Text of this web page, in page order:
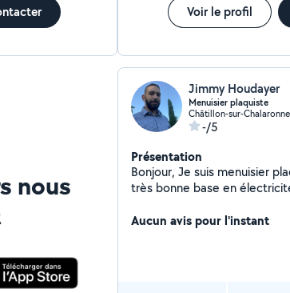
Voir le profil
nous
Jimmy Houdayer
Menuisier plaquiste
-/5
Présentation
Bonjour, Je suis menuisier
très bonne base en
Aucun avis pour l'instant